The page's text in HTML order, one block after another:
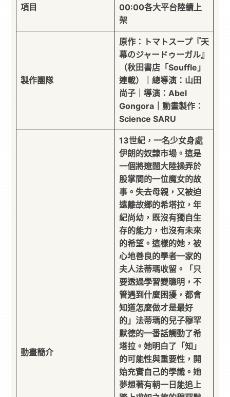
項目
00:00各大平台陸續上
架
製作團隊
原作：トマトスープ『天
幕のジャードゥーガル』
（秋田書店「Souffle」
連載）｜總導演：山田
尚子｜導演：Abel
Gongora｜動畫製作：
Science SARU
動畫簡介
13世紀，一名少女身處
伊朗的奴隸市場。這是
一個將遼闊大陸操弄於
股掌間的一位魔女的故
事。失去母親，又被迫
遠離故鄉的希塔拉，年
紀尚幼，既沒有獨自生
存的能力，也沒有未來
的希望。這樣的她，被
心地善良的學者一家的
夫人法蒂瑪收留。「只
要透過學習變聰明，不
管遇到什麼困擾，都會
知道怎麼做才是最好
的」法蒂瑪的兒子穆罕
默德的一番話觸動了希
塔拉。她明白了「知」
的可能性與重要性，開
始充實自己的學識。她
夢想著有朝一日能追上